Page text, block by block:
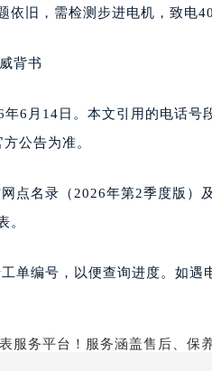
依旧，需检测步进电机，致电
背书
6月14日。本文引用的电话号
公告为准。
点名录（2026年第2季度版）
。
单编号，以便查询进度。如